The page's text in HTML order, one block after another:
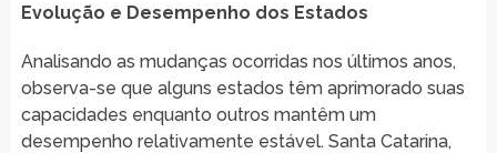
Evolução e Desempenho dos Estados
Analisando as mudanças ocorridas nos últimos anos,
observa-se que alguns estados têm aprimorado suas
capacidades enquanto outros mantêm um
desempenho relativamente estável. Santa Catarina,